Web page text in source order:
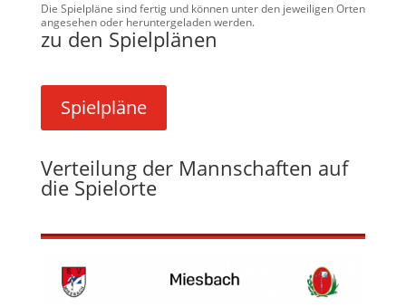
Die Spielpläne sind fertig und können unter den jeweiligen Orten
angesehen oder heruntergeladen werden.
zu den Spielplänen
Spielpläne
Verteilung der Mannschaften auf
die Spielorte